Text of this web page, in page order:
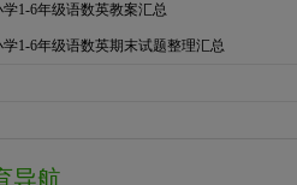
学1-6年级语数英教案汇总
学1-6年级语数英期末试题整理汇总
导航